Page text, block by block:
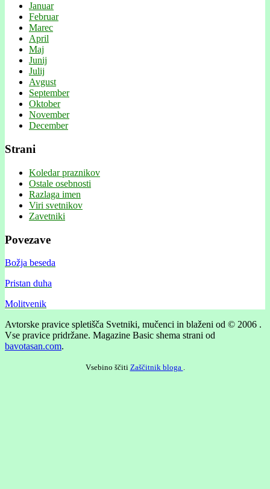
Januar
Februar
Marec
April
Maj
Junij
Julij
Avgust
September
Oktober
November
December
Strani
Koledar praznikov
Ostale osebnosti
Razlaga imen
Viri svetnikov
Zavetniki
Povezave
Božja beseda
Pristan duha
Molitvenik
Avtorske pravice spletišča Svetniki, mučenci in blaženi od © 2006 .
Vse pravice pridržane. Magazine Basic shema strani od
bavotasan.com.
Vsebino ščiti Zaščitnik bloga .